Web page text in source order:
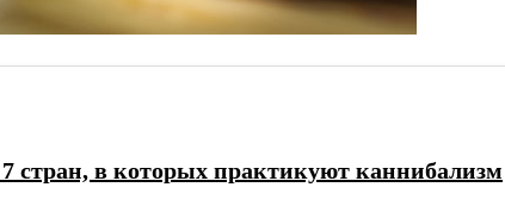
стран, в которых практикуют каннибализм